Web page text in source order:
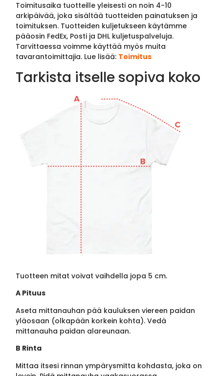
Toimitusaika tuotteille yleisesti on noin 4-10
arkipäivää, joka sisältää tuotteiden painatuksen ja
toimituksen. Tuotteiden kuljetukseen käytämme
pääosin FedEx, Posti ja DHL kuljetuspalveluja.
Tarvittaessa voimme käyttää myös muita
tavarantoimittajia. Lue lisää: Toimitus
Tarkista itselle sopiva koko
Tuotteen mitat voivat vaihdella jopa 5 cm.
A Pituus
Aseta mittanauhan pää kauluksen viereen paidan
yläosaan (olkapään korkein kohta). Vedä
mittanauha paidan alareunaan.
B Rinta
Mittaa itsesi rinnan ympärysmitta kohdasta, joka on